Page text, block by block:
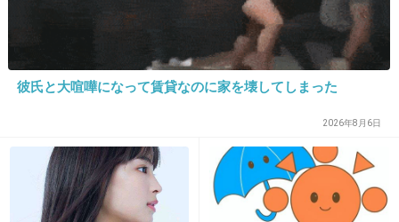
中野美奈子、ラジオで夫のシンガポール赴
任を明かし姑が激怒 「言わなくてもいい
こと」と声荒げる | 毒女ニュース
ました」 中野美奈子（32才）は、7月いっぱいで 退社する理由をそう説明
していた。
+36 -1
彼氏と大喧嘩になって賃貸なのに家を壊してしまった
2026年8月6日